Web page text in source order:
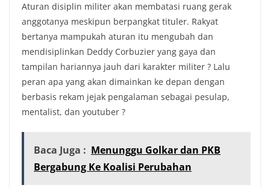
Aturan disiplin militer akan membatasi ruang gerak
anggotanya meskipun berpangkat tituler. Rakyat
bertanya mampukah aturan itu mengubah dan
mendisiplinkan Deddy Corbuzier yang gaya dan
tampilan hariannya jauh dari karakter militer ? Lalu
peran apa yang akan dimainkan ke depan dengan
berbasis rekam jejak pengalaman sebagai pesulap,
mentalist, dan youtuber ?
Baca Juga : Menunggu Golkar dan PKB
Bergabung Ke Koalisi Perubahan